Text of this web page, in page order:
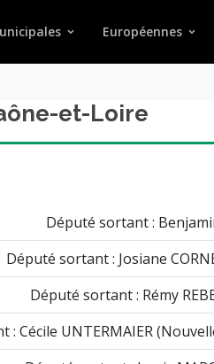
Européennes
et-Loire
Député sortant :
Député sortant : Josiane
Député sortant : Rémy
: Cécile UNTERMAIER